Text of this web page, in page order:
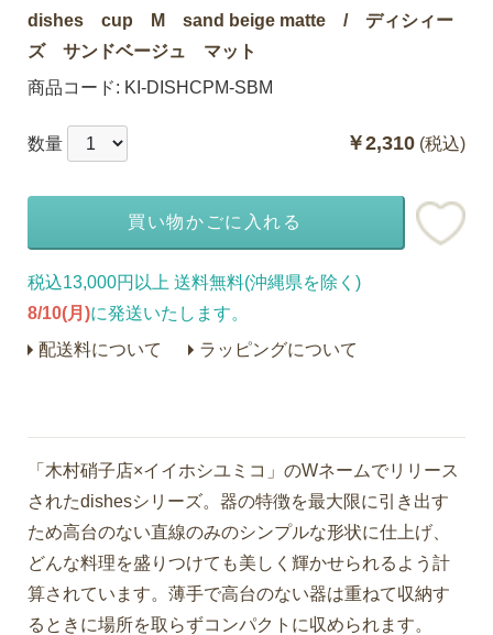
dishes cup M sand beige matte / ディシィー
ズ サンドベージュ マット
商品コード: KI-DISHCPM-SBM
￥2,310 (税込)
数量
買い物かごに入れる
税込13,000円以上 送料無料(沖縄県を除く)
8/10(月)に発送いたします。
配送料について
ラッピングについて
「木村硝子店×イイホシユミコ」のWネームでリリース
されたdishesシリーズ。器の特徴を最大限に引き出す
ため高台のない直線のみのシンプルな形状に仕上げ、
どんな料理を盛りつけても美しく輝かせられるよう計
算されています。薄手で高台のない器は重ねて収納す
るときに場所を取らずコンパクトに収められます。